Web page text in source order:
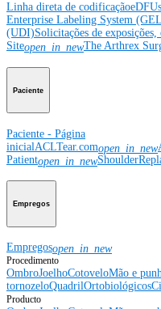
Linha direta de codificação
Enterprise Labeling System
(UDI)Solicitações de
Siteopen_in_newThe Arthrex
Paciente
Paciente - Página
inicial ACLTear.comopen_in_new
Patientopen_in_new
Empregos
Empregosopen_in_new
Procedimento
OmbroJoelhoCotoveloMão e
tornozeloQuadrilOrtobiológicos
Producto